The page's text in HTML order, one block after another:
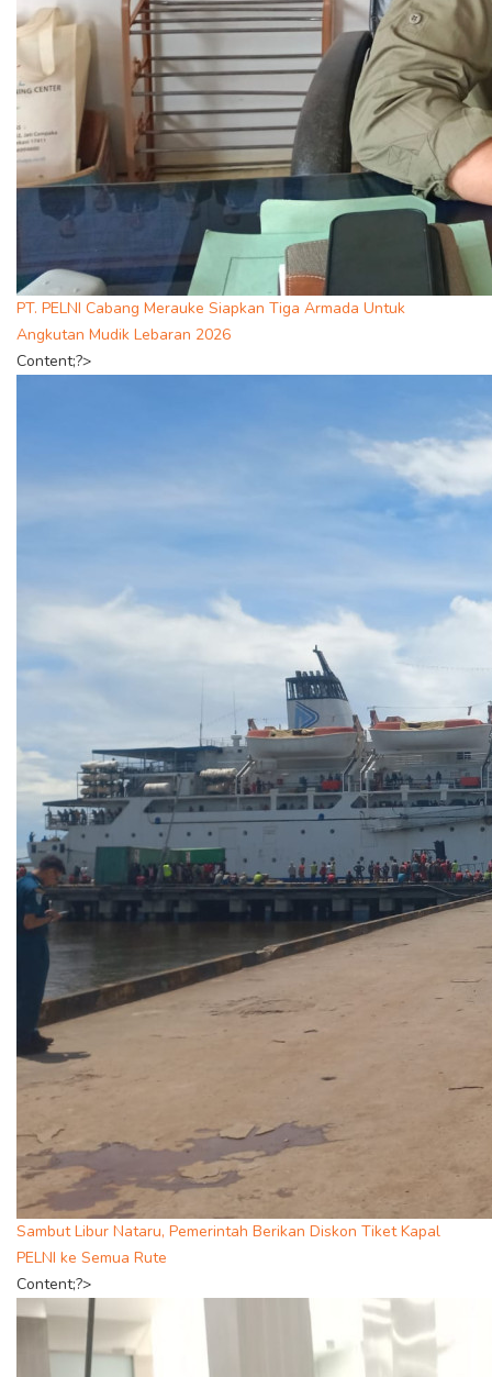
PT. PELNI Cabang Merauke Siapkan Tiga Armada Untuk
Angkutan Mudik Lebaran 2026
Content;?>
Sambut Libur Nataru, Pemerintah Berikan Diskon Tiket Kapal
PELNI ke Semua Rute
Content;?>